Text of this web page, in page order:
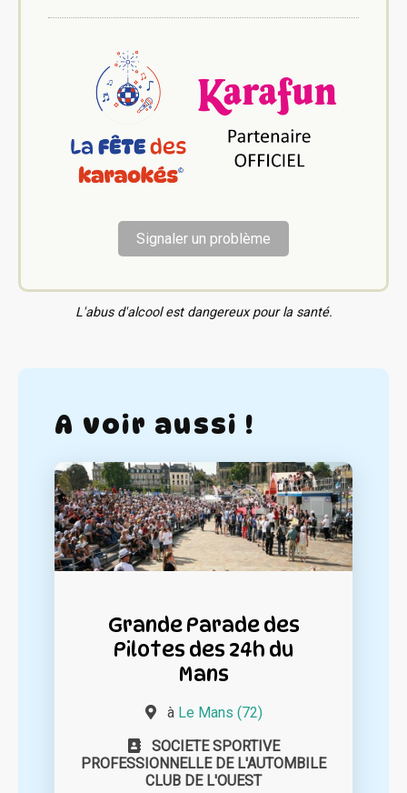
Signaler un problème
L'abus d'alcool est dangereux pour la santé.
A voir aussi !
Grande Parade des
Pilotes des 24h du
Mans
à Le Mans (72)
SOCIETE SPORTIVE
PROFESSIONNELLE DE L'AUTOMBILE
CLUB DE L'OUEST